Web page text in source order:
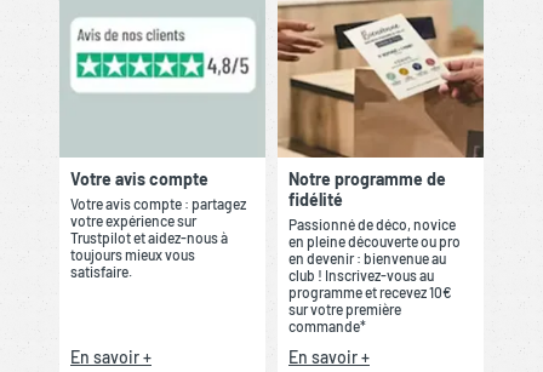
Votre avis compte
Votre avis compte : partagez
votre expérience sur
Trustpilot et aidez-nous à
toujours mieux vous
satisfaire.
En savoir +
Notre programme de
fidélité
Passionné de déco, novice
en pleine découverte ou pro
en devenir : bienvenue au
club ! Inscrivez-vous au
programme et recevez 10€
sur votre première
commande*
En savoir +